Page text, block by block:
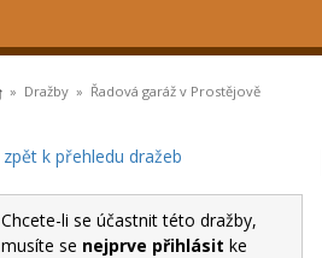
» Dražby » Řadová garáž v Prostějově
zpět k přehledu dražeb
Chcete-li se účastnit této dražby,
musíte se nejprve přihlásit ke